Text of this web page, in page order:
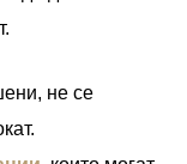
не се